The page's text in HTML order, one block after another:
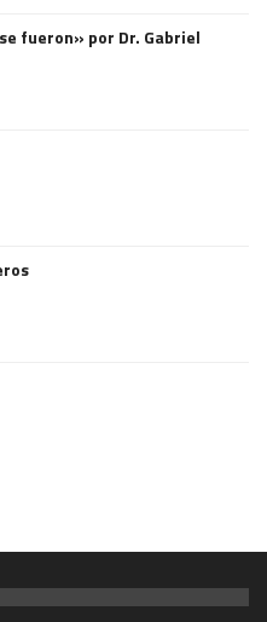
fueron» por Dr. Gabriel